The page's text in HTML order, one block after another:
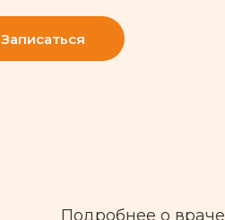
Записаться
Подробнее о враче